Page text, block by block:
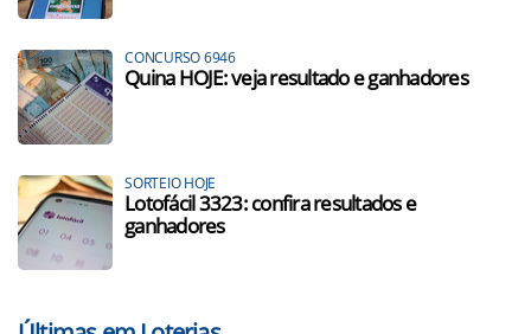
CONCURSO 6946
Quina HOJE: veja resultado e ganhadores
SORTEIO HOJE
Lotofácil 3323: confira resultados e
ganhadores